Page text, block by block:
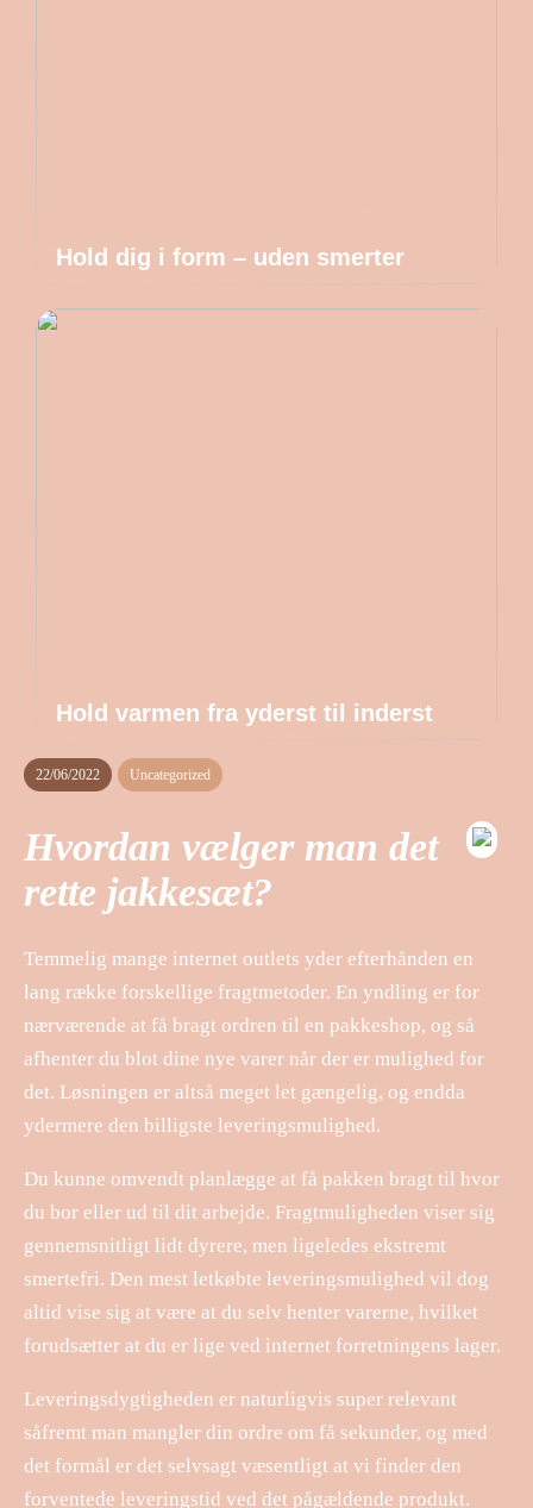
Hold dig i form – uden smerter
Hold varmen fra yderst til inderst
22/06/2022 Uncategorized
Hvordan vælger man det
rette jakkesæt?
Temmelig mange internet outlets yder efterhånden en
lang række forskellige fragtmetoder. En yndling er for
nærværende at få bragt ordren til en pakkeshop, og så
afhenter du blot dine nye varer når der er mulighed for
det. Løsningen er altså meget let gængelig, og endda
ydermere den billigste leveringsmulighed.
Du kunne omvendt planlægge at få pakken bragt til hvor
du bor eller ud til dit arbejde. Fragtmuligheden viser sig
gennemsnitligt lidt dyrere, men ligeledes ekstremt
smertefri. Den mest letkøbte leveringsmulighed vil dog
altid vise sig at være at du selv henter varerne, hvilket
forudsætter at du er lige ved internet forretningens lager.
Leveringsdygtigheden er naturligvis super relevant
såfremt man mangler din ordre om få sekunder, og med
det formål er det selvsagt væsentligt at vi finder den
forventede leveringstid ved det pågældende produkt.